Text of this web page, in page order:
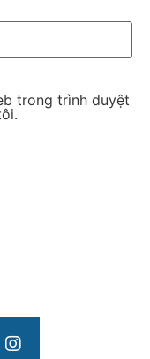
trong trình duyệt